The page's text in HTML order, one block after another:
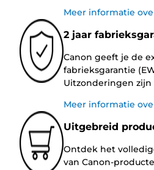
Meer informatie
2 jaar
Canon geeft je de
fabrieksgarantie
Uitzonderingen zijn
Meer informatie
Uitgebreid
Ontdek het
van Canon-